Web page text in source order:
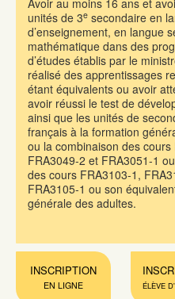
Avoir au moins 16 ans et
unités de 3e secondaire en
d’enseignement, en langue
mathématique dans des
d’études établis par le
réalisé des apprentissages
étant équivalents ou avoir
avoir réussi le test de
ainsi que les unités de
français à la formation
ou la combinaison des cours
FRA3049-2 et FRA3051-1
des cours FRA3103-1,
FRA3105-1 ou son
générale des adultes.
INSCRIPTION
EN LIGNE ÉLÈVE